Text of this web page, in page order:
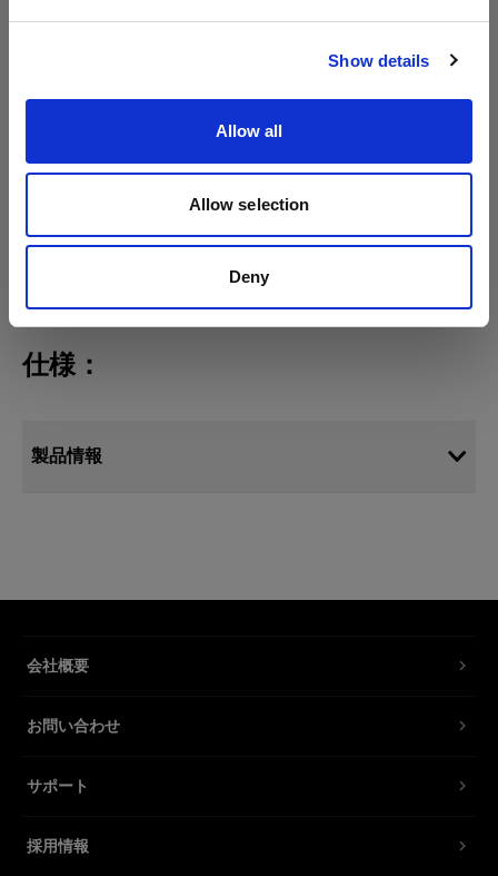
Show details
Allow all
Allow selection
Deny
サイトにアクセス
仕様：
製品情報
Proヘッド、Proツイン、Acute/D4 ヘ
く長いフロストグラスカバー
製品番号
Proヘッド、Proツイン、Acute/D4 ヘッド、
ラスカバー。長さが100 mmもあるため、最大
500Wのモデリングランプとヘッドに装着できま
会社概要
お問い合わせ
サポート
採用情報